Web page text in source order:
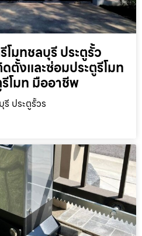
โมทชลบุรี ประตูรั้ว
ตั้งและซ่อมประตูรีโมท
โมท มืออาชีพ
รี ประตูรั้วร